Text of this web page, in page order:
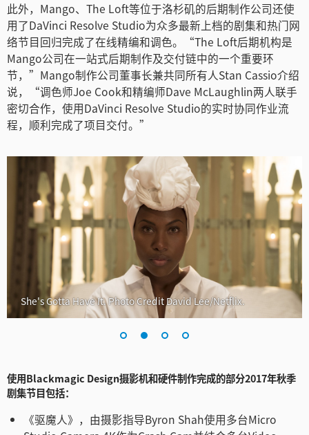
Portugal
Singapore
South Africa
Spain
中华台北
Turkey
UAE
Ukraine
United Kingdom
United States
此外，Mango、The Loft等位于洛杉矶的后期制作公司还使
用了DaVinci Resolve Studio为众多最新上档的剧集和热门网
络节目回归完成了在线精编和调色。“The Loft后期机构是
Mango公司在一站式后期制作及交付链中的一个重要环
节，”Mango制作公司董事长兼共同所有人Stan Cassio介绍
说，“调色师Joe Cook和精编师Dave McLaughlin两人联手
密切合作，使用DaVinci Resolve Studio的实时协同作业流
程，顺利完成了项目交付。”
She's Gotta Have It. Photo Credit David Lee/Netflix.
使用Blackmagic Design摄影机和硬件制作完成的部分2017年秋季
剧集节目包括：
《驱魔人》，由摄影指导Byron Shah使用多台Micro